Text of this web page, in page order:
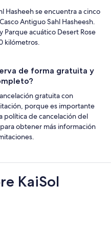
Hasheeh se encuentra a cinco
Antiguo Sahl Hasheesh.
Parque acuático Desert Rose
kilómetros.
de forma gratuita y
gratuita con
porque es importante
política de cancelación del
obtener más información
KaiSol